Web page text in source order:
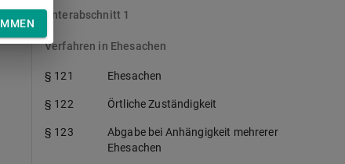
Unterabschnitt 1
Verfahren in Ehesachen
§ 121 Ehesachen
§ 122 Örtliche Zuständigkeit
§ 123
Abgabe bei Anhängigkeit mehrerer
Ehesachen